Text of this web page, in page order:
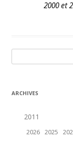
2000 et
ARCHIVES
2011
2026 2025